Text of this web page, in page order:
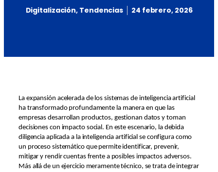
Digitalización, Tendencias 24 febrero, 2026
La expansión acelerada de los sistemas de inteligencia artificial
ha transformado profundamente la manera en que las
empresas desarrollan productos, gestionan datos y toman
decisiones con impacto social. En este escenario, la debida
diligencia aplicada a la inteligencia artificial se configura como
un proceso sistemático que permite identificar, prevenir,
mitigar y rendir cuentas frente a posibles impactos adversos.
Más allá de un ejercicio meramente técnico, se trata de integrar